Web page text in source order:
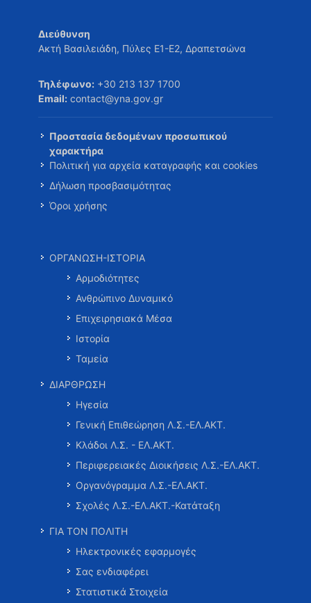
Διεύθυνση
Ακτή Βασιλειάδη, Πύλες Ε1-Ε2, Δραπετσώνα
Τηλέφωνο: +30 213 137 1700
Email: contact@yna.gov.gr
Προστασία δεδομένων προσωπικού
χαρακτήρα
Πολιτική για αρχεία καταγραφής και cookies
Δήλωση προσβασιμότητας
Όροι χρήσης
ΟΡΓΑΝΩΣΗ-ΙΣΤΟΡΙΑ
Αρμοδιότητες
Ανθρώπινο Δυναμικό
Επιχειρησιακά Μέσα
Ιστορία
Ταμεία
ΔΙΑΡΘΡΩΣΗ
Ηγεσία
Γενική Επιθεώρηση Λ.Σ.-ΕΛ.ΑΚΤ.
Κλάδοι Λ.Σ. - ΕΛ.ΑΚΤ.
Περιφερειακές Διοικήσεις Λ.Σ.-ΕΛ.ΑΚΤ.
Οργανόγραμμα Λ.Σ.-ΕΛ.ΑΚΤ.
Σχολές Λ.Σ.-ΕΛ.ΑΚΤ.-Κατάταξη
ΓΙΑ ΤΟΝ ΠΟΛΙΤΗ
Ηλεκτρονικές εφαρμογές
Σας ενδιαφέρει
Στατιστικά Στοιχεία